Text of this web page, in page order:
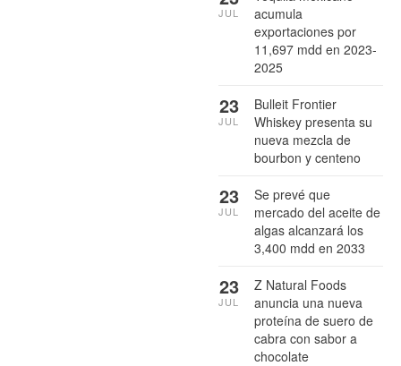
acumula
exportaciones por
11,697 mdd en 2023-
2025
JUL
Bulleit Frontier
Whiskey presenta su
nueva mezcla de
bourbon y centeno
23
JUL
Se prevé que
mercado del aceite de
algas alcanzará los
3,400 mdd en 2033
23
JUL
Z Natural Foods
anuncia una nueva
proteína de suero de
cabra con sabor a
chocolate
23
JUL